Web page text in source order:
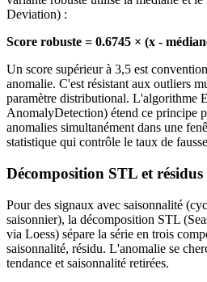
Deviation) :
Score robuste = 0.6745 × (x -
Un score supérieur à 3,5 est
anomalie. C'est résistant aux outliers
paramètre distributional. L'algorithme
AnomalyDetection) étend ce principe
anomalies simultanément dans une
statistique qui contrôle le taux de
Décomposition STL et résidus
Pour des signaux avec saisonnalité
saisonnier), la décomposition STL
via Loess) sépare la série en trois
saisonnalité, résidu. L'anomalie se
tendance et saisonnalité retirées.